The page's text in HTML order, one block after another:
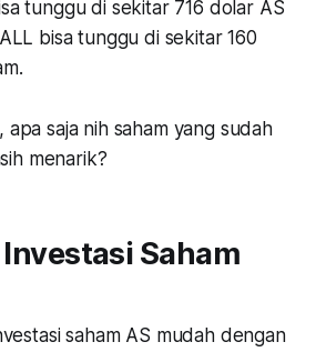
tunggu di sekitar 716 dolar AS
bisa tunggu di sekitar 160
apa saja nih saham yang sudah
menarik?
Saham
saham AS mudah dengan